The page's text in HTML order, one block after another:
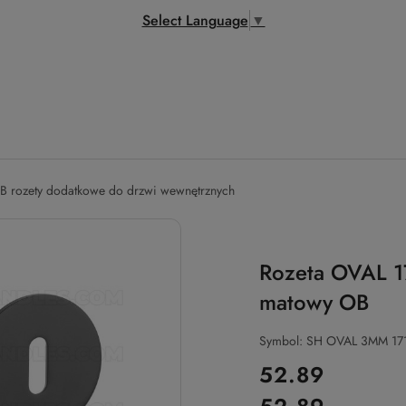
Select Language ▼
rozety dodatkowe do drzwi wewnętrznych
Rozeta OVAL
matowy OB
Symbol: SH OVAL 3MM
cena:
52.89